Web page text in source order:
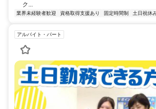
ク...
業界未経験者歓迎 資格取得支援あり 固定時間制 土日祝休
アルバイト・パート